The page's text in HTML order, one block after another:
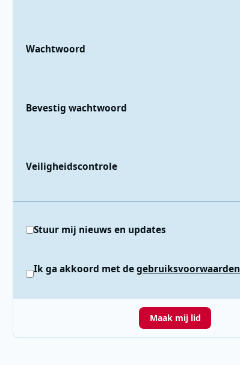
Wachtwoord
Bevestig wachtwoord
Veiligheidscontrole
Stuur mij nieuws en updates
Ik ga akkoord met degebruiksvoorwaarden
Maak mij lid